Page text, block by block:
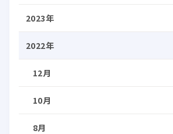
2023年
2022年
12月
10月
8月